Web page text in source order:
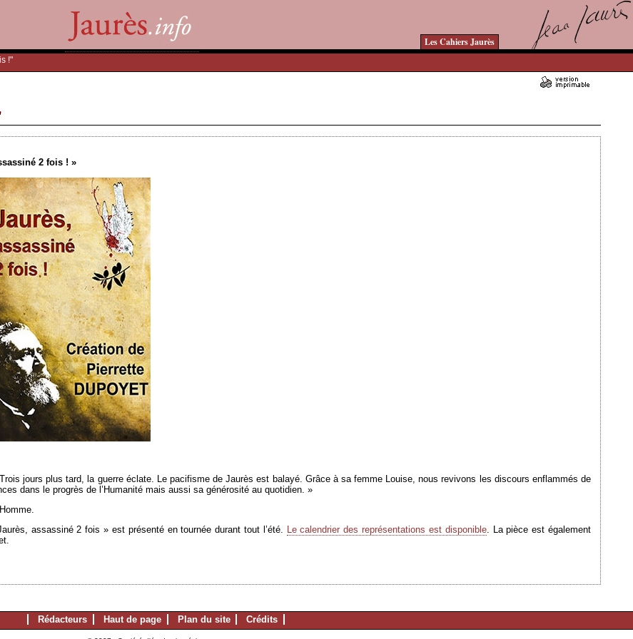
Les Cahiers Jaurès
!"
2 fois ! »
jours plus tard, la guerre éclate. Le pacifisme de Jaurès est balayé. Grâce à sa femme Louise, nous revivons les discours enflammés de
dans le progrès de l’Humanité mais aussi sa générosité au quotidien. »
assassiné 2 fois » est présenté en tournée durant tout l’été. Le calendrier des représentations est disponible. La pièce est également
Rédacteurs Haut de page Plan du site Crédits